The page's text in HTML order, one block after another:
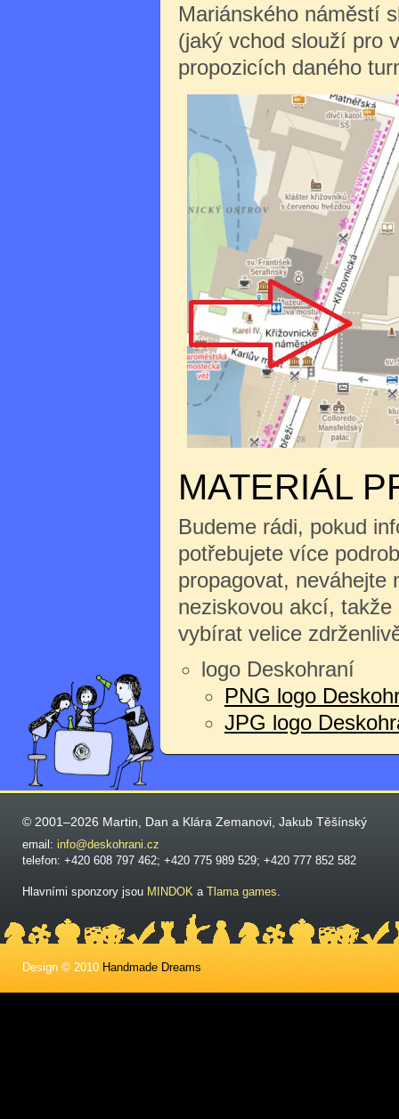
Mariánského náměstí
(jaký vchod slouží pro
propozicích daného
MATERIÁL
Budeme rádi, pokud
potřebujete více
propagovat, neváhejte
neziskovou akcí,
vybírat velice
logo Deskohraní
PNG logo
JPG logo
© 2001–2026 Martin, Dan a Klára Zemanovi, Jakub Těšínský
email: info@deskohrani.cz
telefon: +420 608 797 462; +420 775 989 529; +420 777 852 582
Hlavními sponzory jsou MINDOK a Tlama games
Design © 2010 Handmade Dreams